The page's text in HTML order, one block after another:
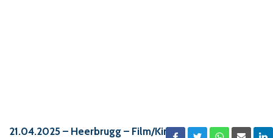
21.04.2025 – Heerbrugg – Film/Kino